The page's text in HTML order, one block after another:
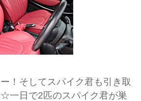
！そしてスパイク君も引き取
一日で2匹のスパイク君が巣